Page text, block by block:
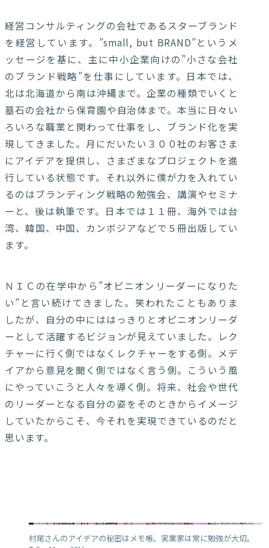
経営コンサルティングの会社であるスターブランド
を経営しています。”small, but BRAND”というメ
ッセージを基に、主に中小企業向けの”小さな会社
のブランド戦略”を仕事にしています。日本では、
北は北海道から南は沖縄まで。企業の種類でいくと
墓石の会社から保育園や自治体まで。本当に日々い
ろいろな職業と関わって仕事をし、ブランド化を実
現してきました。月にだいたい３００社のお客さま
にアイデアを提供し、さまざまなプロジェクトを進
行している状態です。それ以外に僕が力を入れてい
るのはブランディング戦略の勉強会、講演やセミナ
ーと、後は執筆です。日本では１１冊、海外では台
湾、韓国、中国、カンボジアなどで５冊出版してい
ます。
ＮＩＣの在学中から”オピニオンリーダーになりた
い”と言い続けてきました。笑われたこともありま
したが、自分の中にははっきりとオピニオンリーダ
ーとして活躍するビジョンが見えていました。レク
チャーに行く側ではなくレクチャーをする側。メデ
イアから意見を聞く側ではなく言う側。こういう風
にやっていこうと人々を導く側。将来、社会や世代
のリーダーとなる自分の姿をそのときからイメージ
していたからこそ、今それを実現できているのだと
思います。
村尾さんのアイデアの秘密はメモ帳。実業家は常に勉強が大切。